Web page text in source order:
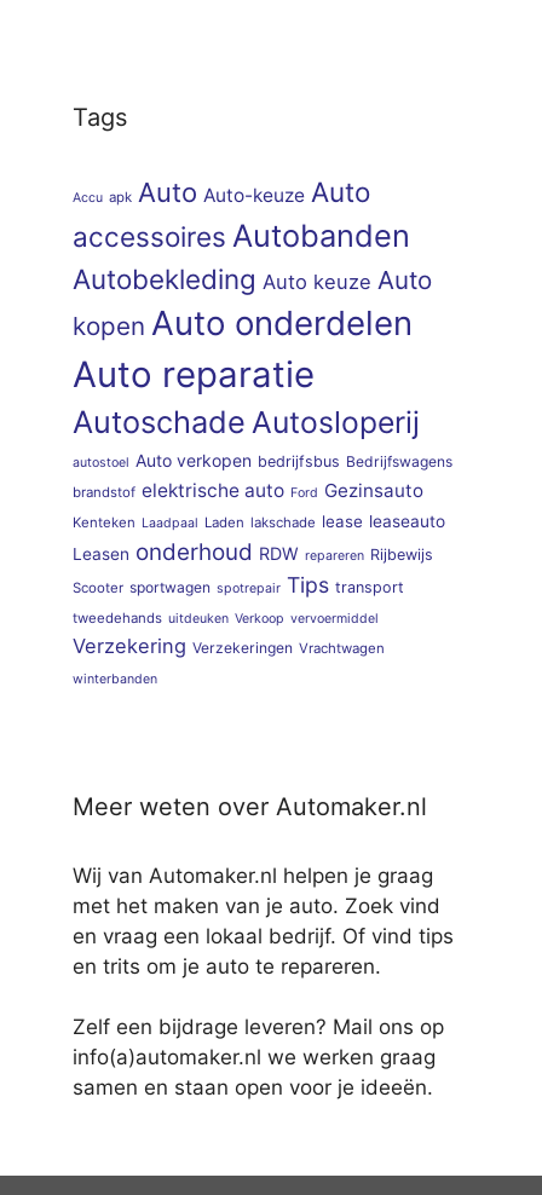
Tags
Accu apk Auto Auto-keuze Auto
accessoires Autobanden
Autobekleding Auto keuze Auto
kopen Auto onderdelen
Auto reparatie
Autoschade Autosloperij
autostoel Auto verkopen bedrijfsbus Bedrijfswagens
brandstof elektrische auto Ford Gezinsauto
Kenteken Laadpaal Laden lakschade lease leaseauto
Leasen onderhoud RDW repareren Rijbewijs
Scooter sportwagen spotrepair Tips transport
tweedehands uitdeuken Verkoop vervoermiddel
Verzekering Verzekeringen Vrachtwagen
winterbanden
Meer weten over Automaker.nl
Wij van Automaker.nl helpen je graag
met het maken van je auto. Zoek vind
en vraag een lokaal bedrijf. Of vind tips
en trits om je auto te repareren.
Zelf een bijdrage leveren? Mail ons op
info(a)automaker.nl we werken graag
samen en staan open voor je ideeën.